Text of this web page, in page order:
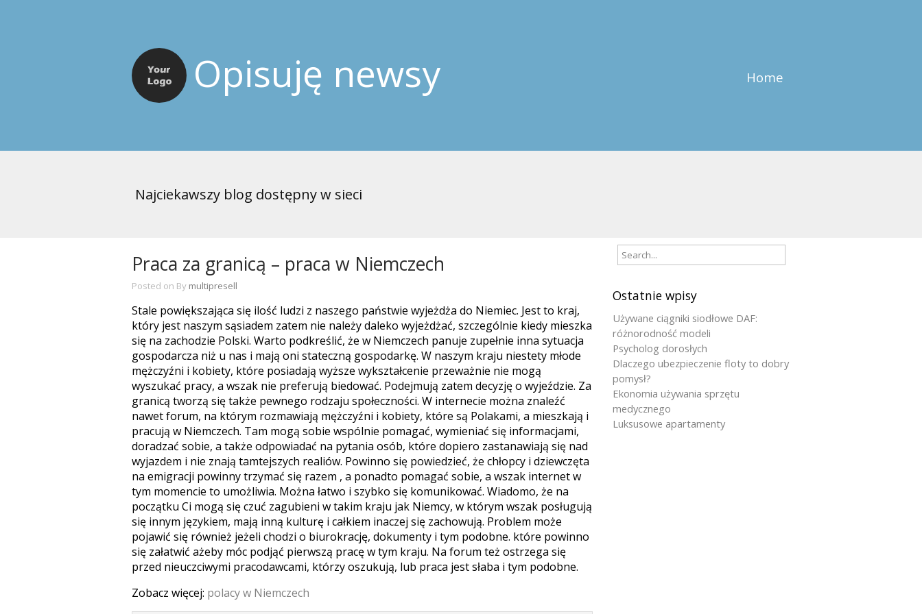
Opisuję newsy Home
Najciekawszy blog dostępny w sieci
Praca za granicą – praca w Niemczech
Posted on By multipresell
Stale powiększająca się ilość ludzi z naszego państwie wyjeżdża do Niemiec. Jest to kraj,
który jest naszym sąsiadem zatem nie należy daleko wyjeżdżać, szczególnie kiedy mieszka
się na zachodzie Polski. Warto podkreślić, że w Niemczech panuje zupełnie inna sytuacja
gospodarcza niż u nas i mają oni stateczną gospodarkę. W naszym kraju niestety młode
mężczyźni i kobiety, które posiadają wyższe wykształcenie przeważnie nie mogą
wyszukać pracy, a wszak nie preferują biedować. Podejmują zatem decyzję o wyjeździe. Za
granicą tworzą się także pewnego rodzaju społeczności. W internecie można znaleźć
nawet forum, na którym rozmawiają mężczyźni i kobiety, które są Polakami, a mieszkają i
pracują w Niemczech. Tam mogą sobie wspólnie pomagać, wymieniać się informacjami,
doradzać sobie, a także odpowiadać na pytania osób, które dopiero zastanawiają się nad
wyjazdem i nie znają tamtejszych realiów. Powinno się powiedzieć, że chłopcy i dziewczęta
na emigracji powinny trzymać się razem , a ponadto pomagać sobie, a wszak internet w
tym momencie to umożliwia. Można łatwo i szybko się komunikować. Wiadomo, że na
początku Ci mogą się czuć zagubieni w takim kraju jak Niemcy, w którym wszak posługują
się innym językiem, mają inną kulturę i całkiem inaczej się zachowują. Problem może
pojawić się również jeżeli chodzi o biurokrację, dokumenty i tym podobne. które powinno
się załatwić ażeby móc podjąć pierwszą pracę w tym kraju. Na forum też ostrzega się
przed nieuczciwymi pracodawcami, którzy oszukują, lub praca jest słaba i tym podobne.
Zobacz więcej: polacy w Niemczech
Ostatnie wpisy
Używane ciągniki siodłowe DAF:
różnorodność modeli
Psycholog dorosłych
Dlaczego ubezpieczenie floty to dobry
pomysł?
Ekonomia używania sprzętu
medycznego
Luksusowe apartamenty